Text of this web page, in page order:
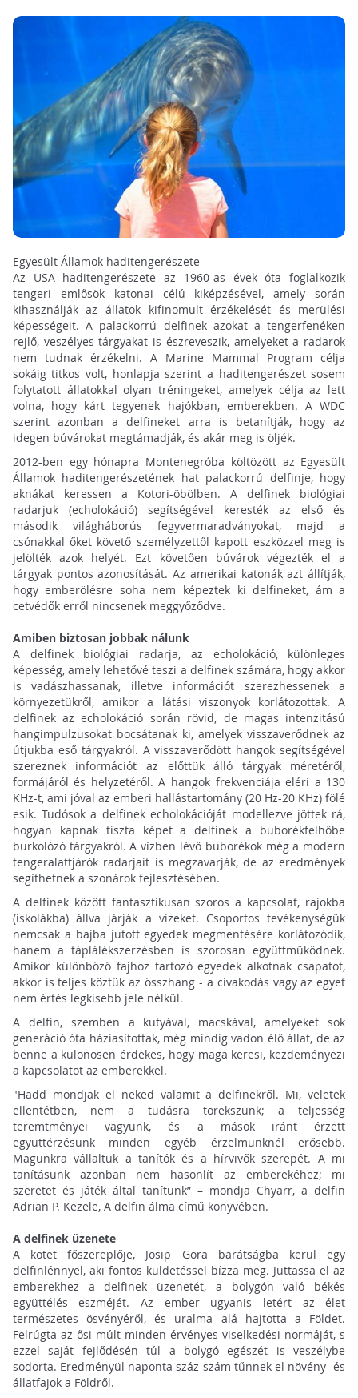
Egyesült Államok haditengerészete
Az USA haditengerészete az 1960-as évek óta foglalkozik
tengeri emlősök katonai célú kiképzésével, amely során
kihasználják az állatok kifinomult érzékelését és merülési
képességeit. A palackorrú delfinek azokat a tengerfenéken
rejlő, veszélyes tárgyakat is észreveszik, amelyeket a radarok
nem tudnak érzékelni. A Marine Mammal Program célja
sokáig titkos volt, honlapja szerint a haditengerészet sosem
folytatott állatokkal olyan tréningeket, amelyek célja az lett
volna, hogy kárt tegyenek hajókban, emberekben. A WDC
szerint azonban a delfineket arra is betanítják, hogy az
idegen búvárokat megtámadják, és akár meg is öljék.
2012-ben egy hónapra Montenegróba költözött az Egyesült
Államok haditengerészetének hat palackorrú delfinje, hogy
aknákat keressen a Kotori-öbölben. A delfinek biológiai
radarjuk (echolokáció) segítségével keresték az első és
második világháborús fegyvermaradványokat, majd a
csónakkal őket követő személyzettől kapott eszközzel meg is
jelölték azok helyét. Ezt követően búvárok végezték el a
tárgyak pontos azonosítását. Az amerikai katonák azt állítják,
hogy emberölésre soha nem képeztek ki delfineket, ám a
cetvédők erről nincsenek meggyőződve.
Amiben biztosan jobbak nálunk
A delfinek biológiai radarja, az echolokáció, különleges
képesség, amely lehetővé teszi a delfinek számára, hogy akkor
is vadászhassanak, illetve információt szerezhessenek a
környezetükről, amikor a látási viszonyok korlátozottak. A
delfinek az echolokáció során rövid, de magas intenzitású
hangimpulzusokat bocsátanak ki, amelyek visszaverődnek az
útjukba eső tárgyakról. A visszaverődött hangok segítségével
szereznek információt az előttük álló tárgyak méretéről,
formájáról és helyzetéről. A hangok frekvenciája eléri a 130
KHz-t, ami jóval az emberi hallástartomány (20 Hz-20 KHz) fölé
esik. Tudósok a delfinek echolokációját modellezve jöttek rá,
hogyan kapnak tiszta képet a delfinek a buborékfelhőbe
burkolózó tárgyakról. A vízben lévő buborékok még a modern
tengeralattjárók radarjait is megzavarják, de az eredmények
segíthetnek a szonárok fejlesztésében.
A delfinek között fantasztikusan szoros a kapcsolat, rajokba
(iskolákba) állva járják a vizeket. Csoportos tevékenységük
nemcsak a bajba jutott egyedek megmentésére korlátozódik,
hanem a táplálékszerzésben is szorosan együttműködnek.
Amikor különböző fajhoz tartozó egyedek alkotnak csapatot,
akkor is teljes köztük az összhang - a civakodás vagy az egyet
nem értés legkisebb jele nélkül.
A delfin, szemben a kutyával, macskával, amelyeket sok
generáció óta háziasítottak, még mindig vadon élő állat, de az
benne a különösen érdekes, hogy maga keresi, kezdeményezi
a kapcsolatot az emberekkel.
"Hadd mondjak el neked valamit a delfinekről. Mi, veletek
ellentétben, nem a tudásra törekszünk; a teljesség
teremtményei vagyunk, és a mások iránt érzett
együttérzésünk minden egyéb érzelmünknél erősebb.
Magunkra vállaltuk a tanítók és a hírvivők szerepét. A mi
tanításunk azonban nem hasonlít az emberekéhez; mi
szeretet és játék által tanítunk” – mondja Chyarr, a delfin
Adrian P. Kezele, A delfin álma című könyvében.
A delfinek üzenete
A kötet főszereplője, Josip Gora barátságba kerül egy
delfinlénnyel, aki fontos küldetéssel bízza meg. Juttassa el az
emberekhez a delfinek üzenetét, a bolygón való békés
együttélés eszméjét. Az ember ugyanis letért az élet
természetes ösvényéről, és uralma alá hajtotta a Földet.
Felrúgta az ősi múlt minden érvényes viselkedési normáját, s
ezzel saját fejlődésén túl a bolygó egészét is veszélybe
sodorta. Eredményül naponta száz szám tűnnek el növény- és
állatfajok a Földről.